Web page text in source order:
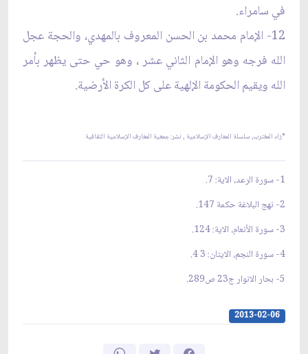
في سامراء.
12- الإمام محمد بن الحسن المعروف بالمهدي، والحجة عجل
الله فرجه وهو الإمام الثاني عشر ، وهو حي حتى يظهر بأمر
الله ويقيم الحكومة الإلهية على كل الكرة الأرضية.
*زاد المغترب, سلسلة المعارف الإسلامية ,نشر: جمعية المعارف الإسلامية الثقافية
1- سورة الرعد، الاية: 7.
2- نهج البلاغة حكمة 147.
3- سورة الأنعام، الاية: 124.
4- سورة النجم، الايتان: 3 4.
5- بحار الانوار ج‏23 ص‏289.
2013-02-06